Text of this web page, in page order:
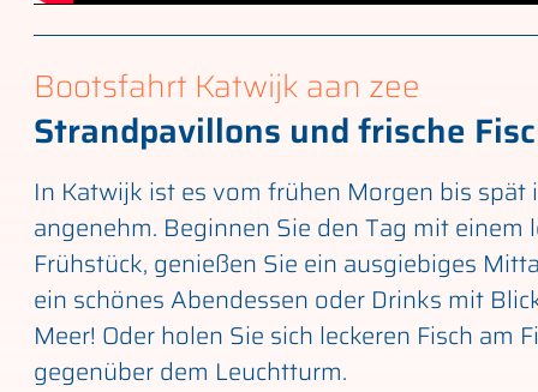
Bootsfahrt Katwijk aan zee
Strandpavillons und frische
In Katwijk ist es vom frühen Morgen bis spät
angenehm. Beginnen Sie den Tag mit einem
Frühstück, genießen Sie ein ausgiebiges
ein schönes Abendessen oder Drinks mit
Meer! Oder holen Sie sich leckeren Fisch am
gegenüber dem Leuchtturm.